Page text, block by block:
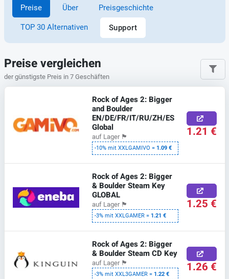
Preise Über Preisgeschichte
TOP 30 Alternativen Support
Preise vergleichen
der günstigste Preis in 7 Geschäften
Rock of Ages 2: Bigger
and Boulder
EN/DE/FR/IT/RU/ZH/ES
Global
auf Lager 🏴
-10% mit XXLGAMIVO =1.09 €
1.21 €
Rock of Ages 2: Bigger
& Boulder Steam Key
GLOBAL
auf Lager 🏴
-3% mit XXLGAMER =1.21 €
1.25 €
Rock of Ages 2: Bigger
& Boulder Steam CD Key
auf Lager 🏴
-3% mit XXL3GAMER =1.22 € 1.26 €